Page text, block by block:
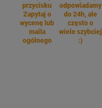
przycisku
Zapytaj o
wycenę lub
maila
ogólnego
odpowiadamy
do 24h, ale
często o
wiele szybciej
:)